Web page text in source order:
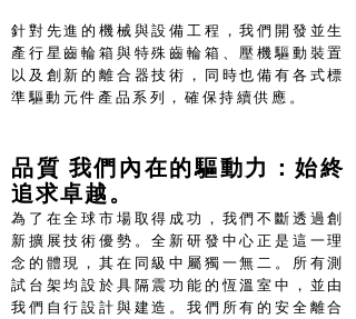
針對先進的機械與設備工程，我們開發並生
產行星齒輪箱與特殊齒輪箱、壓機驅動裝置
以及創新的離合器技術，同時也備有各式標
準驅動元件產品系列，確保持續供應。
品質 我們內在的驅動力：始終
追求卓越。
為了在全球市場取得成功，我們不斷透過創
新擴展技術優勢。全新研發中心正是這一理
念的體現，其在同級中屬獨一無二。所有測
試台架均設於具隔震功能的恆溫室中，並由
我們自行設計與建造。我們所有的安全離合